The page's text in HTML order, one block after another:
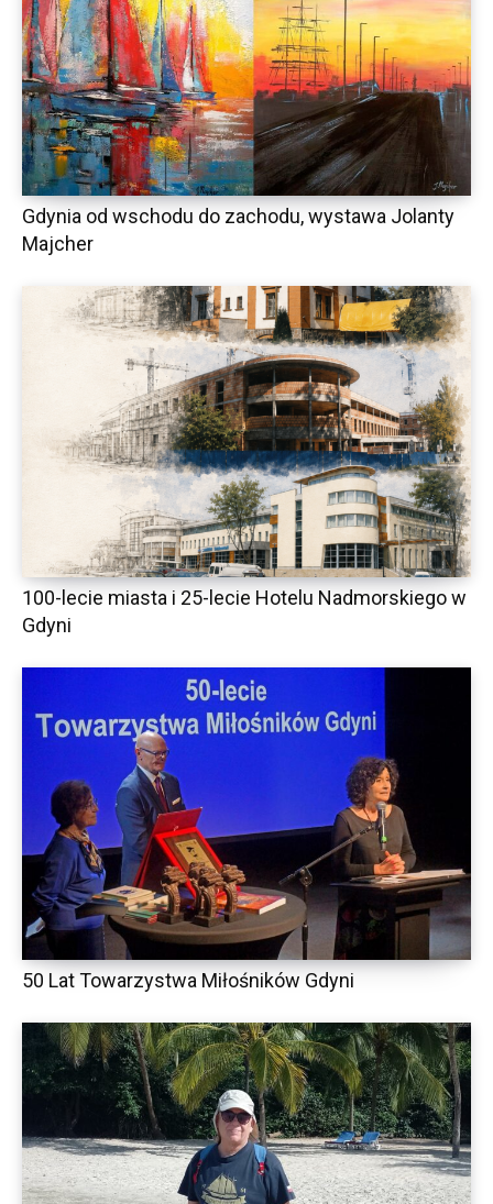
Gdynia od wschodu do zachodu, wystawa Jolanty
Majcher
100-lecie miasta i 25-lecie Hotelu Nadmorskiego w
Gdyni
50 Lat Towarzystwa Miłośników Gdyni